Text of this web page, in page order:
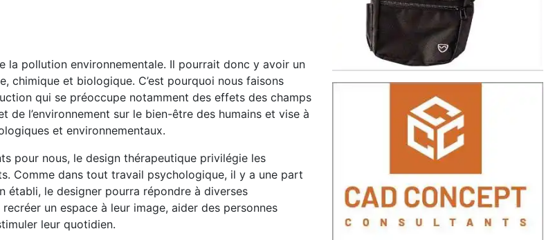
pollution environnementale. Il pourrait donc y avoir un
chimique et biologique. C’est pourquoi nous faisons
qui se préoccupe notamment des effets des champs
l’environnement sur le bien-être des humains et vise à
et environnementaux.
pour nous, le design thérapeutique privilégie les
Comme dans tout travail psychologique, il y a une part
le designer pourra répondre à diverses
un espace à leur image, aider des personnes
leur quotidien.